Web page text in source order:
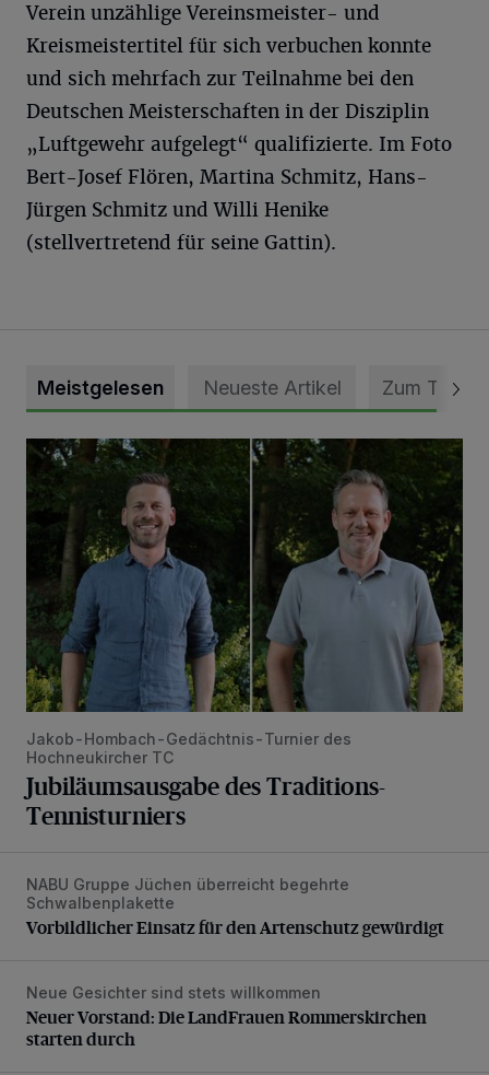
Verein unzählige Vereinsmeister- und
Kreismeistertitel für sich verbuchen konnte
und sich mehrfach zur Teilnahme bei den
Deutschen Meisterschaften in der Disziplin
„Luftgewehr aufgelegt“ qualifizierte. Im Foto
Bert-Josef Flören, Martina Schmitz, Hans-
Jürgen Schmitz und Willi Henike
(stellvertretend für seine Gattin).
Meistgelesen Neueste Artikel Zum Thema
Jubiläumsausgabe des Traditions-Tennisturniers
Jakob-Hombach-Gedächtnis-Turnier des
Hochneukircher TC
Jubiläumsausgabe des Traditions-
Tennisturniers
Vorbildlicher Einsatz für den Artenschutz gewürdigt
NABU Gruppe Jüchen überreicht begehrte
Schwalbenplakette
Vorbildlicher Einsatz für den Artenschutz gewürdigt
Neuer Vorstand: Die LandFrauen Rommerskirchen starten
Neue Gesichter sind stets willkommen
Neuer Vorstand: Die LandFrauen Rommerskirchen
starten durch